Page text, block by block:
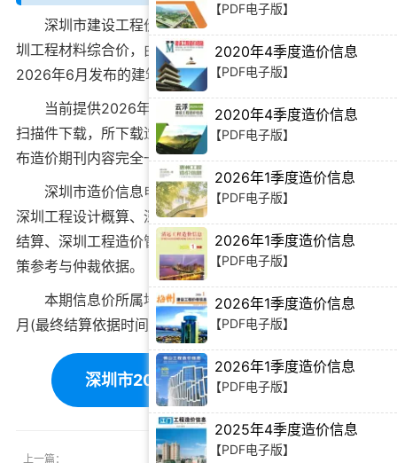
深圳市建设工程价格信息期刊
圳工程材料综合价，由深圳市建设工程造价管理站官方在
2026年6月 发布的建筑材料价格信息。
当前提供2026年6月深圳市工程造价信息PDF电子版
扫描件下载，所下载造价信息与深圳市造价管理站官方发
布造价期刊内容完全一致。
深圳市造价信息电子版可为 深圳工程造价招标投标
深圳工程设计概算、 深圳建设施工图预算
结算、 深圳工程造价管理审计等提供建筑材料价格编制决
策参考与仲裁依据。
本期信息价所属地域：深圳，对应时间为：2026年6
月(最终结算依据时间需根据工程双方签订合同为准)。
深圳市2026年6月造价信息下载
上一篇：
【PDF电子版】
2020年4季度造价信息
【PDF电子版】
2020年4季度造价信息
【PDF电子版】
2026年1季度造价信息
【PDF电子版】
2026年1季度造价信息
【PDF电子版】
2026年1季度造价信息
【PDF电子版】
2026年1季度造价信息
【PDF电子版】
2025年4季度造价信息
【PDF电子版】